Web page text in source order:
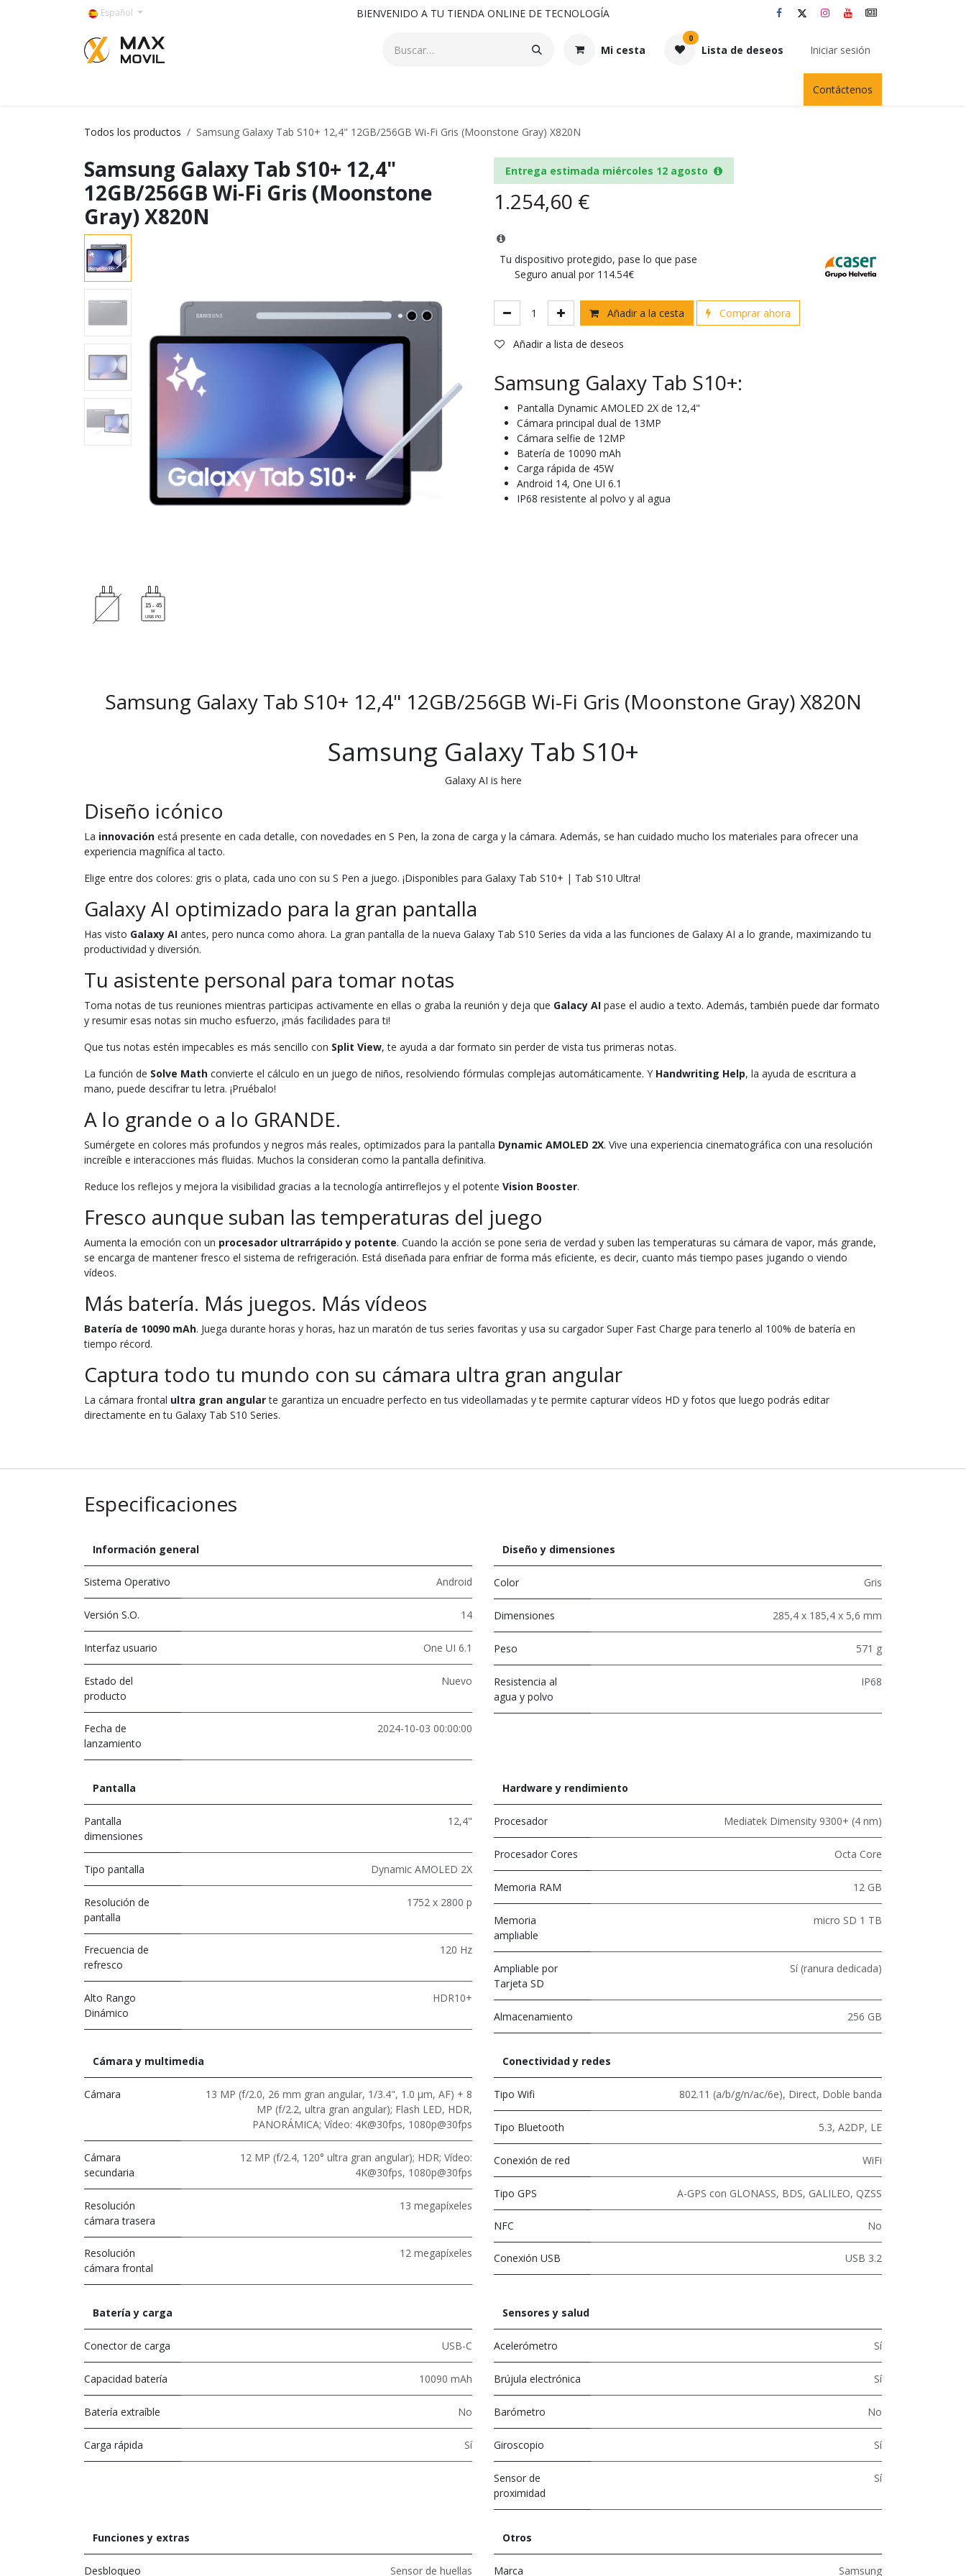
Español BIENVENIDO A TU TIENDA ONLINE DE TECNOLOGÍA
Mi cesta
0
Lista de deseos Iniciar sesión
Contáctenos
Todos los productos Samsung Galaxy Tab S10+ 12,4" 12GB/256GB Wi-Fi Gris (Moonstone Gray) X820N
Samsung Galaxy Tab S10+ 12,4"
12GB/256GB Wi-Fi Gris (Moonstone
Gray) X820N
Entrega estimada miércoles 12 agosto
1.254,60 €
Tu dispositivo protegido, pase lo que pase
Seguro anual por 114.54€
Añadir a la cesta Comprar ahora
Añadir a lista de deseos
Samsung Galaxy Tab S10+:
Pantalla Dynamic AMOLED 2X de 12,4"
Cámara principal dual de 13MP
Cámara selfie de 12MP
Batería de 10090 mAh
Carga rápida de 45W
Android 14, One UI 6.1
IP68 resistente al polvo y al agua
Samsung Galaxy Tab S10+ 12,4" 12GB/256GB Wi-Fi Gris (Moonstone Gray) X820N
Samsung Galaxy Tab S10+
Galaxy AI is here
Diseño icónico
La innovación está presente en cada detalle, con novedades en S Pen, la zona de carga y la cámara. Además, se han cuidado mucho los materiales para ofrecer una
experiencia magnífica al tacto.
Elige entre dos colores: gris o plata, cada uno con su S Pen a juego. ¡Disponibles para Galaxy Tab S10+ | Tab S10 Ultra!
Galaxy AI optimizado para la gran pantalla
Has visto Galaxy AI antes, pero nunca como ahora. La gran pantalla de la nueva Galaxy Tab S10 Series da vida a las funciones de Galaxy AI a lo grande, maximizando tu
productividad y diversión.
Tu asistente personal para tomar notas
Toma notas de tus reuniones mientras participas activamente en ellas o graba la reunión y deja que Galacy AI pase el audio a texto. Además, también puede dar formato
y resumir esas notas sin mucho esfuerzo, ¡más facilidades para ti!
Que tus notas estén impecables es más sencillo con Split View, te ayuda a dar formato sin perder de vista tus primeras notas.
La función de Solve Math convierte el cálculo en un juego de niños, resolviendo fórmulas complejas automáticamente. Y Handwriting Help, la ayuda de escritura a
mano, puede descifrar tu letra. ¡Pruébalo!
A lo grande o a lo GRANDE.
Sumérgete en colores más profundos y negros más reales, optimizados para la pantalla Dynamic AMOLED 2X. Vive una experiencia cinematográfica con una resolución
increíble e interacciones más fluidas. Muchos la consideran como la pantalla definitiva.
Reduce los reflejos y mejora la visibilidad gracias a la tecnología antirreflejos y el potente Vision Booster.
Fresco aunque suban las temperaturas del juego
Aumenta la emoción con un procesador ultrarrápido y potente. Cuando la acción se pone seria de verdad y suben las temperaturas su cámara de vapor, más grande,
se encarga de mantener fresco el sistema de refrigeración. Está diseñada para enfriar de forma más eficiente, es decir, cuanto más tiempo pases jugando o viendo
vídeos.
Más batería. Más juegos. Más vídeos
Batería de 10090 mAh. Juega durante horas y horas, haz un maratón de tus series favoritas y usa su cargador Super Fast Charge para tenerlo al 100% de batería en
tiempo récord.
Captura todo tu mundo con su cámara ultra gran angular
La cámara frontal ultra gran angularte garantiza un encuadre perfecto en tus videollamadas y te permite capturar vídeos HD y fotos que luego podrás editar
directamente en tu Galaxy Tab S10 Series.
Especificaciones
Información general
Sistema Operativo Android
Versión S.O. 14
Interfaz usuario One UI 6.1
Estado del
producto
Nuevo
Fecha de
lanzamiento
2024-10-03 00:00:00
Diseño y dimensiones
Color Gris
Dimensiones 285,4 x 185,4 x 5,6 mm
Peso 571 g
Resistencia al
agua y polvo
IP68
Pantalla
Pantalla
dimensiones
12,4"
Tipo pantalla Dynamic AMOLED 2X
Resolución de
pantalla
1752 x 2800 p
Frecuencia de
refresco
120 Hz
Alto Rango
Dinámico
HDR10+
Hardware y rendimiento
Procesador Mediatek Dimensity 9300+ (4 nm)
Procesador Cores Octa Core
Memoria RAM 12 GB
Memoria
ampliable
micro SD 1 TB
Ampliable por
Tarjeta SD
Sí (ranura dedicada)
Almacenamiento 256 GB
Cámara y multimedia
Cámara
13 MP (f/2.0, 26 mm gran angular, 1/3.4", 1.0 μm, AF) + 8
MP (f/2.2, ultra gran angular); Flash LED, HDR,
PANORÁMICA; Vídeo: 4K@30fps, 1080p@30fps
Cámara
secundaria
12 MP (f/2.4, 120° ultra gran angular); HDR; Vídeo:
4K@30fps, 1080p@30fps
Resolución
cámara trasera
13 megapíxeles
Resolución
cámara frontal
12 megapíxeles
Conectividad y redes
Tipo Wifi 802.11 (a/b/g/n/ac/6e), Direct, Doble banda
Tipo Bluetooth 5.3, A2DP, LE
Conexión de red WiFi
Tipo GPS A-GPS con GLONASS, BDS, GALILEO, QZSS
NFC No
Conexión USB USB 3.2
Batería y carga
Conector de carga USB-C
Capacidad batería 10090 mAh
Batería extraíble No
Carga rápida Sí
Sensores y salud
Acelerómetro Sí
Brújula electrónica Sí
Barómetro No
Giroscopio Sí
Sensor de
proximidad
Sí
Funciones y extras
Desbloqueo Sensor de huellas
Otros
Marca Samsung